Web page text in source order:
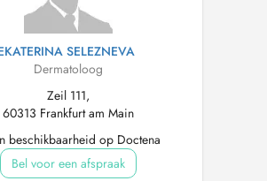
SELEZNEVA
Dermatoloog
Zeil 111,
60313 Frankfurt am Main
beschikbaarheid op Doctena
Bel voor een afspraak